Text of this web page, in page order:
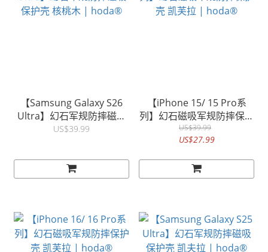
【Samsung Galaxy S26
Ultra】幻石军规防摔磁吸
保护壳 核桃木 | hoda®
US$39.99
【iPhone 15/ 15 Pro系
列】幻石磁吸军规防摔保护
壳 凯芙拉 | hoda®
US$39.99
US$27.99